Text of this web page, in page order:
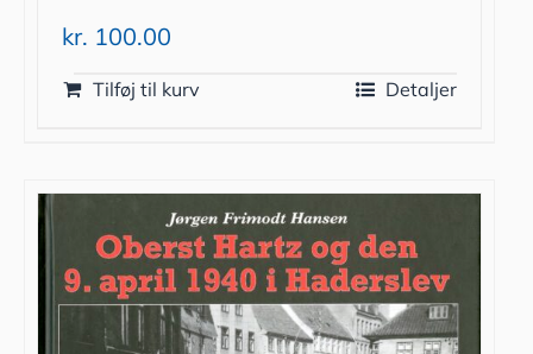
kr. 100.00
Tilføj til kurv Detaljer